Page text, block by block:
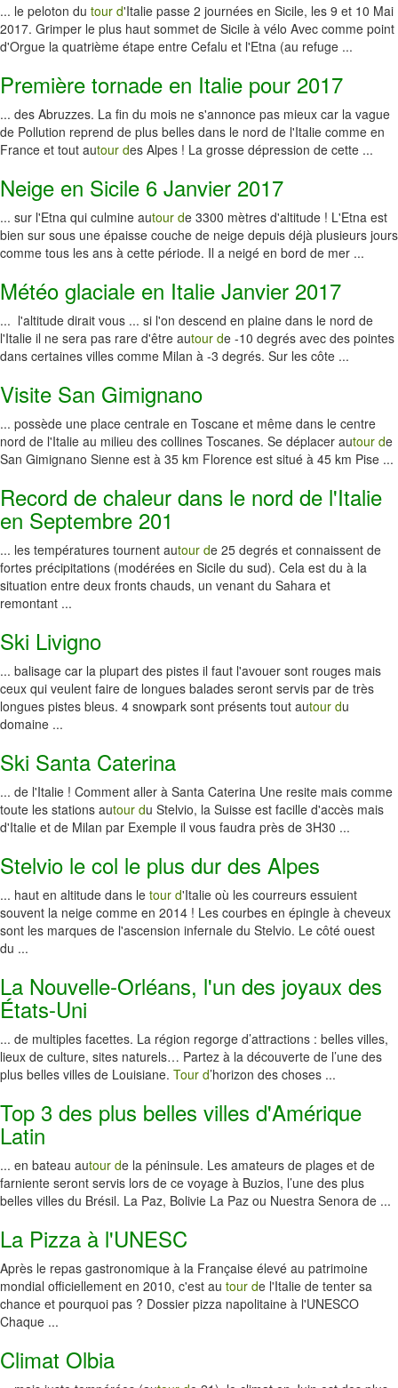
... le peloton du tour d'Italie passe 2 journées en Sicile, les 9 et 10 Mai
2017. Grimper le plus haut sommet de Sicile à vélo Avec comme point
d'Orgue la quatrième étape entre Cefalu et l'Etna (au refuge ...
Première tornade en Italie pour 2017
... des Abruzzes. La fin du mois ne s'annonce pas mieux car la vague
de Pollution reprend de plus belles dans le nord de l'Italie comme en
France et tout autour des Alpes ! La grosse dépression de cette ...
Neige en Sicile 6 Janvier 2017
... sur l'Etna qui culmine autour de 3300 mètres d'altitude ! L'Etna est
bien sur sous une épaisse couche de neige depuis déjà plusieurs jours
comme tous les ans à cette période. Il a neigé en bord de mer ...
Météo glaciale en Italie Janvier 2017
... l'altitude dirait vous ... si l'on descend en plaine dans le nord de
l'Italie il ne sera pas rare d'être autour de -10 degrés avec des pointes
dans certaines villes comme Milan à -3 degrés. Sur les côte ...
Visite San Gimignano
... possède une place centrale en Toscane et même dans le centre
nord de l'Italie au milieu des collines Toscanes. Se déplacer autour de
San Gimignano Sienne est à 35 km Florence est situé à 45 km Pise ...
Record de chaleur dans le nord de l'Italie
en Septembre 201
... les températures tournent autour de 25 degrés et connaissent de
fortes précipitations (modérées en Sicile du sud). Cela est du à la
situation entre deux fronts chauds, un venant du Sahara et
remontant ...
Ski Livigno
... balisage car la plupart des pistes il faut l'avouer sont rouges mais
ceux qui veulent faire de longues balades seront servis par de très
longues pistes bleus. 4 snowpark sont présents tout autour du
domaine ...
Ski Santa Caterina
... de l'Italie ! Comment aller à Santa Caterina Une resite mais comme
toute les stations autour du Stelvio, la Suisse est facille d'accès mais
d'Italie et de Milan par Exemple il vous faudra près de 3H30 ...
Stelvio le col le plus dur des Alpes
... haut en altitude dans le tour d'Italie où les courreurs essuient
souvent la neige comme en 2014 ! Les courbes en épingle à cheveux
sont les marques de l'ascension infernale du Stelvio. Le côté ouest
du ...
La Nouvelle-Orléans, l'un des joyaux des
États-Uni
... de multiples facettes. La région regorge d’attractions : belles villes,
lieux de culture, sites naturels… Partez à la découverte de l’une des
plus belles villes de Louisiane. Tour d’horizon des choses ...
Top 3 des plus belles villes d'Amérique
Latin
... en bateau autour de la péninsule. Les amateurs de plages et de
farniente seront servis lors de ce voyage à Buzios, l’une des plus
belles villes du Brésil. La Paz, Bolivie La Paz ou Nuestra Senora de ...
La Pizza à l'UNESC
Après le repas gastronomique à la Française élevé au patrimoine
mondial officiellement en 2010, c'est au tour de l'Italie de tenter sa
chance et pourquoi pas ? Dossier pizza napolitaine à l'UNESCO
Chaque ...
Climat Olbia